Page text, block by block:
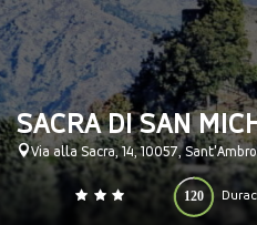
SACRA DI SAN
Via alla Sacra, 14, 10057,
120
0 140